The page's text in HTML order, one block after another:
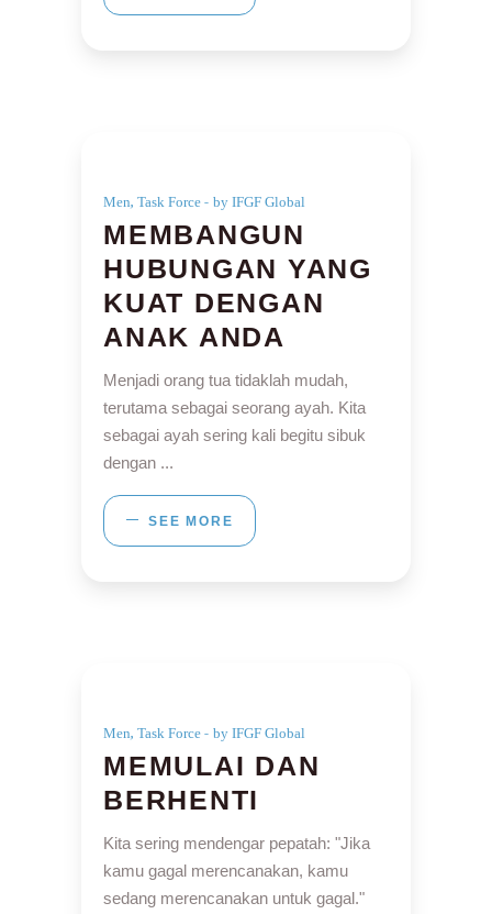
Men, Task Force by IFGF Global
MEMBANGUN
HUBUNGAN YANG
KUAT DENGAN
ANAK ANDA
Menjadi orang tua tidaklah mudah,
terutama sebagai seorang ayah. Kita
sebagai ayah sering kali begitu sibuk
dengan
SEE MORE
Men, Task Force by IFGF Global
MEMULAI DAN
BERHENTI
Kita sering mendengar pepatah: "Jika
kamu gagal merencanakan, kamu
sedang merencanakan untuk gagal."